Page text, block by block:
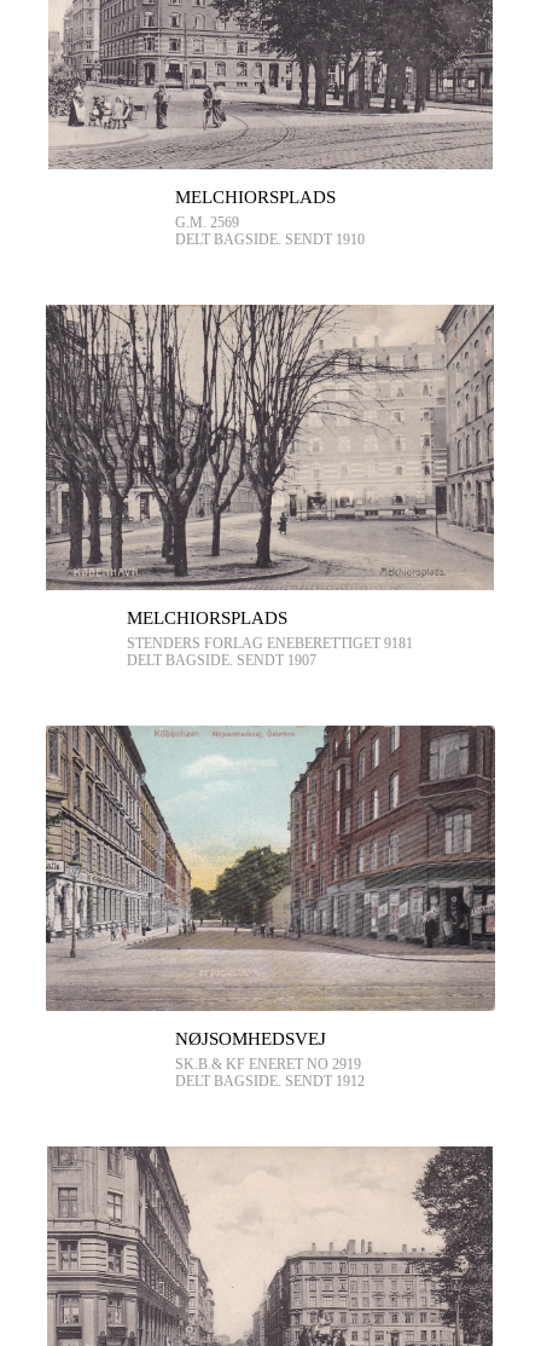
MELCHIORSPLADS
G.M. 2569
DELT BAGSIDE. SENDT 1910
MELCHIORSPLADS
STENDERS FORLAG ENEBERETTIGET 9181
DELT BAGSIDE. SENDT 1907
NØJSOMHEDSVEJ
SK.B.& KF ENERET NO 2919
DELT BAGSIDE. SENDT 1912